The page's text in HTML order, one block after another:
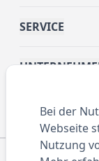
SERVICE
© 2016
Bei der
Webseite
Nutzung